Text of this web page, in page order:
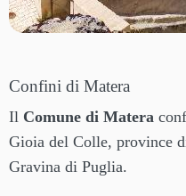
Confini di Matera
Il Comune di Matera
Gioia del Colle, province
Gravina di Puglia.